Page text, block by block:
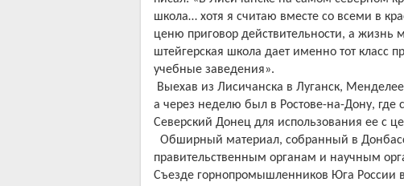
школа… хотя я считаю вместе со всеми в
ценю приговор действительности, а жизнь
штейгерская школа дает именно тот класс
учебные заведения».
Выехав из Лисичанска в Луганск,
а через неделю был в Ростове-на-Дону, где
Северский Донец для использования ее с
Обширный материал, собранный в
правительственным органам и научным
Съезде горнопромышленников Юга России